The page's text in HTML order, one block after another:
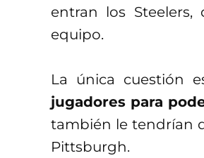
entran los
equipo.
La única cuestión
jugadores para
también le tendrían
Pittsburgh.